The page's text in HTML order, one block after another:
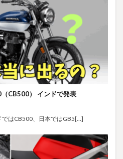
（CB500） インドで発表
はCB500、日本ではGB5[…]